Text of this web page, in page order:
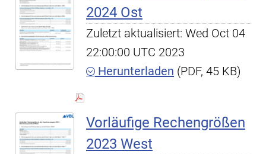
2024 Ost
Zuletzt aktualisiert: Wed Oct 04
22:00:00 UTC 2023
Herunterladen (PDF, 45 KB)
Vorläufige Rechengrößen
2023 West